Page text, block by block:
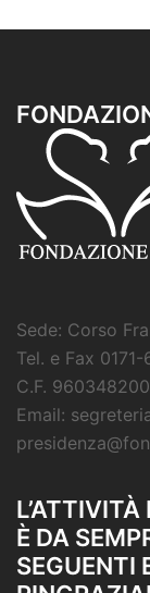
Sede: Corso
Tel. e Fax
C.F.
Email:
È DA
SEGUENTI